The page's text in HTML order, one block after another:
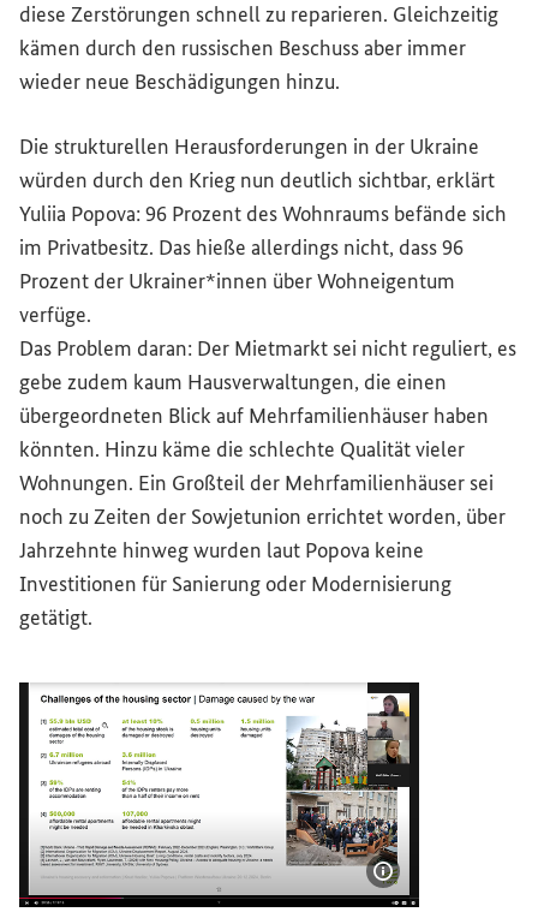
diese Zerstörungen schnell zu reparieren. Gleichzeitig
kämen durch den russischen Beschuss aber immer
wieder neue Beschädigungen hinzu.
Die strukturellen Herausforderungen in der Ukraine
würden durch den Krieg nun deutlich sichtbar, erklärt
Yuliia Popova: 96 Prozent des Wohnraums befände sich
im Privatbesitz. Das hieße allerdings nicht, dass 96
Prozent der Ukrainer*innen über Wohneigentum
verfüge.
Das Problem daran: Der Mietmarkt sei nicht reguliert, es
gebe zudem kaum Hausverwaltungen, die einen
übergeordneten Blick auf Mehrfamilienhäuser haben
könnten. Hinzu käme die schlechte Qualität vieler
Wohnungen. Ein Großteil der Mehrfamilienhäuser sei
noch zu Zeiten der Sowjetunion errichtet worden, über
Jahrzehnte hinweg wurden laut Popova keine
Investitionen für Sanierung oder Modernisierung
getätigt.